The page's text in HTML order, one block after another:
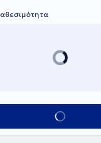
Κλείσε ραντεβού